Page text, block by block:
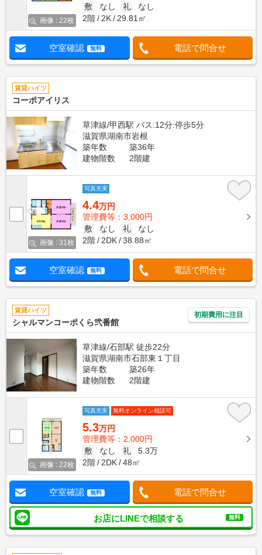
画像 : 22枚
敷
なし 礼
なし
2階
2K 29.81㎡
空室確認 無料 電話で問合せ
賃貸ハイツ
コーポアイリス
草津線/甲西駅 バス:12分:停歩5分
滋賀県湖南市岩根
築年数
築36年
建物階数
2階建
画像 : 31枚
写真充実
4.4万円
管理費等：3,000円
敷
なし 礼
なし
2階
2DK 38.88㎡
空室確認 無料 電話で問合せ
賃貸ハイツ
シャルマンコーポくら弐番館
初期費用に注目
草津線/石部駅 徒歩22分
滋賀県湖南市石部東１丁目
築年数
築26年
建物階数
2階建
画像 : 22枚
写真充実 無料オンライン相談可
5.3万円
管理費等：2,000円
敷
なし 礼
5.3万
2階
2DK 48㎡
空室確認 無料 電話で問合せ
お店にLINEで相談する 無料